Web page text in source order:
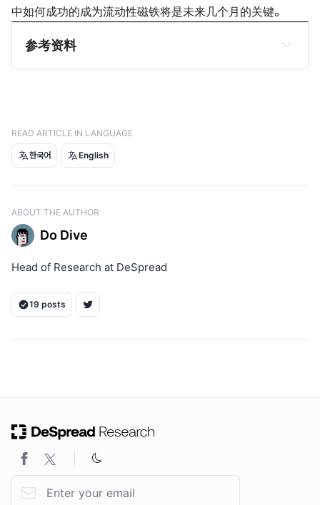
中如何成功的成为流动性磁铁将是未来几个月的关键。
参考资料
Logan Lee, 스택킹다오 V2: 탄력적 네트워크 구성을 위한
StackingDAO, The Role of Stacks Signers and
Stacking DAO For a Resilient Network
Uses NFTs to Create Withdrawal Receipts
Signal21 Analytics
一个准备脱颖而出的蝴蝶
READ ARTICLE IN LANGUAGE
한국어 English
ABOUT THE AUTHOR
Do Dive
Head of Research at DeSpread
19 posts
1.2. 对其他链的适用性
2. Stacks 的转移证明（PoX）和流动性质押
3.1. Stacking 机制和 StackingDAO 的作用